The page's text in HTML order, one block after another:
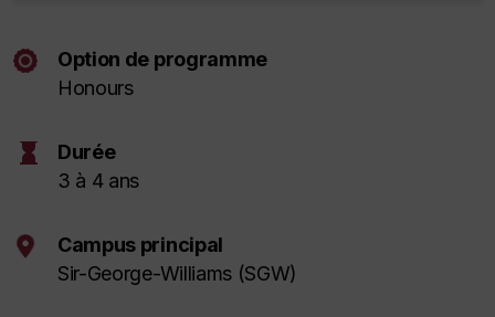
Option de programme
Honours
hourglass
Durée
3 à 4 ans
Campus principal
Sir-George-Williams (SGW)